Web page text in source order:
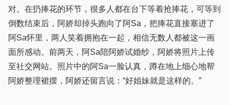
对。在扔捧花的环节，很多人都在台下等着抢捧花，可等到
倒数结束后，阿娇却掉头跑向了阿Sa，把捧花直接塞进了
阿Sa怀里，两人笑着拥抱在一起，相信无数人都被这一画
面所感动。前两天，阿Sa陪阿娇试婚纱，阿娇将照片上传
至社交网站。照片中的阿Sa一脸认真，蹲在地上细心地帮
阿娇整理裙摆，阿娇还留言说：“好姐妹就是这样的。”